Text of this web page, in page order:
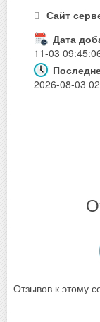
Сайт
Дата
11-03
2026-08-03
Отзывов к этому